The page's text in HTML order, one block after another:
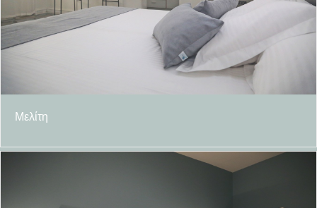
Μελίτη